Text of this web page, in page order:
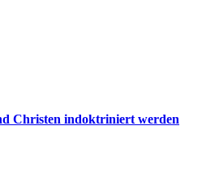
Christen indoktriniert werden